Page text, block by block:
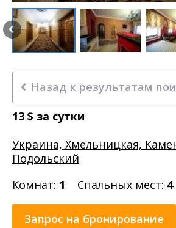
Назад к результатам
13 $ за сутки
Украина, Хмельницкая,
Подольский
Комнат: 1 Спальных мест: 4
Запрос на бронирование